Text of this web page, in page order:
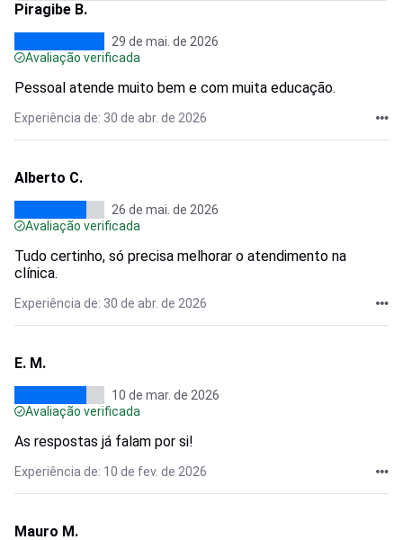
Piragibe B.
29 de mai. de 2026
Avaliação verificada
Pessoal atende muito bem e com muita educação.
Experiência de: 30 de abr. de 2026
Alberto C.
26 de mai. de 2026
Avaliação verificada
Tudo certinho, só precisa melhorar o atendimento na
clínica.
Experiência de: 30 de abr. de 2026
E. M.
10 de mar. de 2026
Avaliação verificada
As respostas já falam por si!
Experiência de: 10 de fev. de 2026
Mauro M.